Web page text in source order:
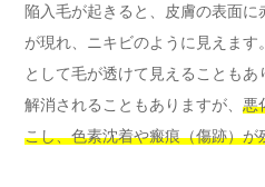
陥入毛が起きると、皮膚の表面
が現れ、ニキビのように見えま
として毛が透けて見えることも
解消されることもありますが、 悪
こし、色素沈着や瘢痕（傷跡）が